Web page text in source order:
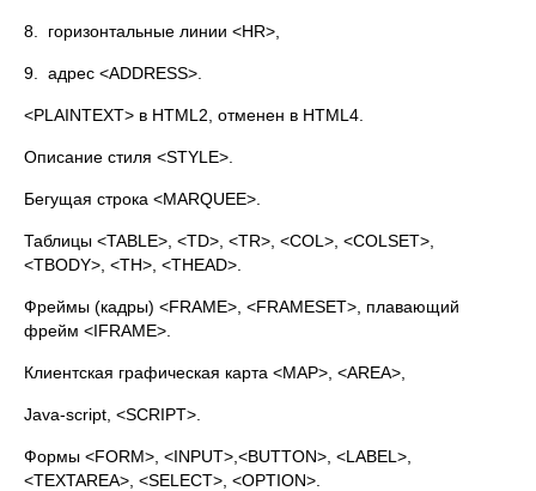
8. горизонтальные линии <HR>,
9. адрес <ADDRESS>.
<PLAINTEXT> в HTML2, отменен в HTML4.
Описание стиля <STYLE>.
Бегущая строка <MARQUEE>.
Таблицы <TABLE>, <TD>, <TR>, <COL>, <COLSET>,
<TBODY>, <TH>, <THEAD>.
Фреймы (кадры) <FRAME>, <FRAMESET>, плавающий
фрейм <IFRAME>.
Клиентская графическая карта <MAP>, <AREA>,
Java-script, <SCRIPT>.
Формы <FORM>, <INPUT>,<BUTTON>, <LABEL>,
<TEXTAREA>, <SELECT>, <OPTION>.